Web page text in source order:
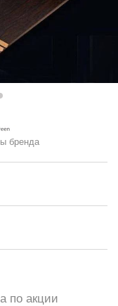
бренда
по акции